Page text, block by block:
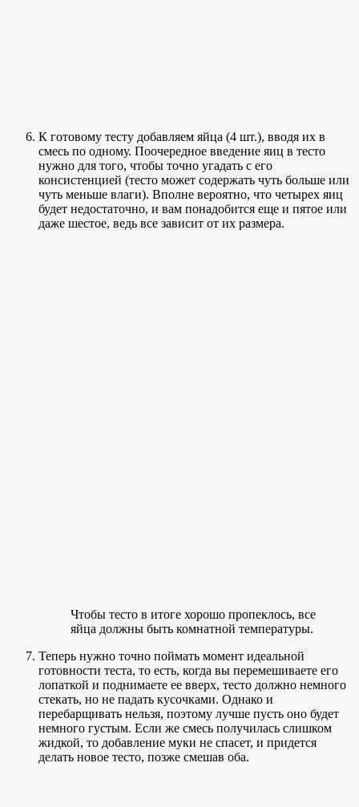
К готовому тесту добавляем яйца (4 шт.), вводя их в
смесь по одному. Поочередное введение яиц в тесто
нужно для того, чтобы точно угадать с его
консистенцией (тесто может содержать чуть больше или
чуть меньше влаги). Вполне вероятно, что четырех яиц
будет недостаточно, и вам понадобится еще и пятое или
даже шестое, ведь все зависит от их размера.
Чтобы тесто в итоге хорошо пропеклось, все
яйца должны быть комнатной температуры.
Теперь нужно точно поймать момент идеальной
готовности теста, то есть, когда вы перемешиваете его
лопаткой и поднимаете ее вверх, тесто должно немного
стекать, но не падать кусочками. Однако и
перебарщивать нельзя, поэтому лучше пусть оно будет
немного густым. Если же смесь получилась слишком
жидкой, то добавление муки не спасет, и придется
делать новое тесто, позже смешав оба.